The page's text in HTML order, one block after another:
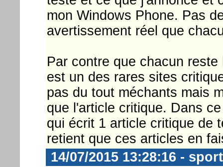
mon Windows Phone. Pas
avertissement réel que
Par contre que chacun
est un des rares sites
pas du tout méchants mais
que l'article critique. Dans
qui écrit 1 article critique de
retient que ces articles en
14/07/2015 13:28:16 -